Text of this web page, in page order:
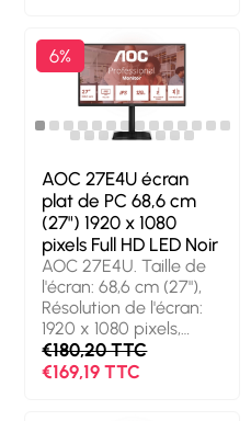
intégrés.
Concentrateur USB
intégré, Version du
concentrateur USB: 3.2
Gen 1 (3.1 Gen 1).
Couleur du produit:
Noir
6%
AOC 27E4U écran
plat de PC 68,6 cm
(27") 1920 x 1080
pixels Full HD LED Noir
AOC 27E4U. Taille de
l'écran: 68,6 cm (27"),
Résolution de l'écran:
1920 x 1080 pixels,
Type HD: Full HD,
Technologie
€180,20 TTC
€169,19 TTC